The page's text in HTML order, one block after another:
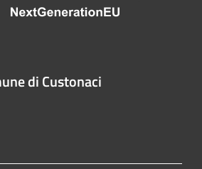
di Custonaci